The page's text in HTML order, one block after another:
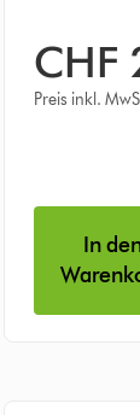
CHF
Preis inkl.
In